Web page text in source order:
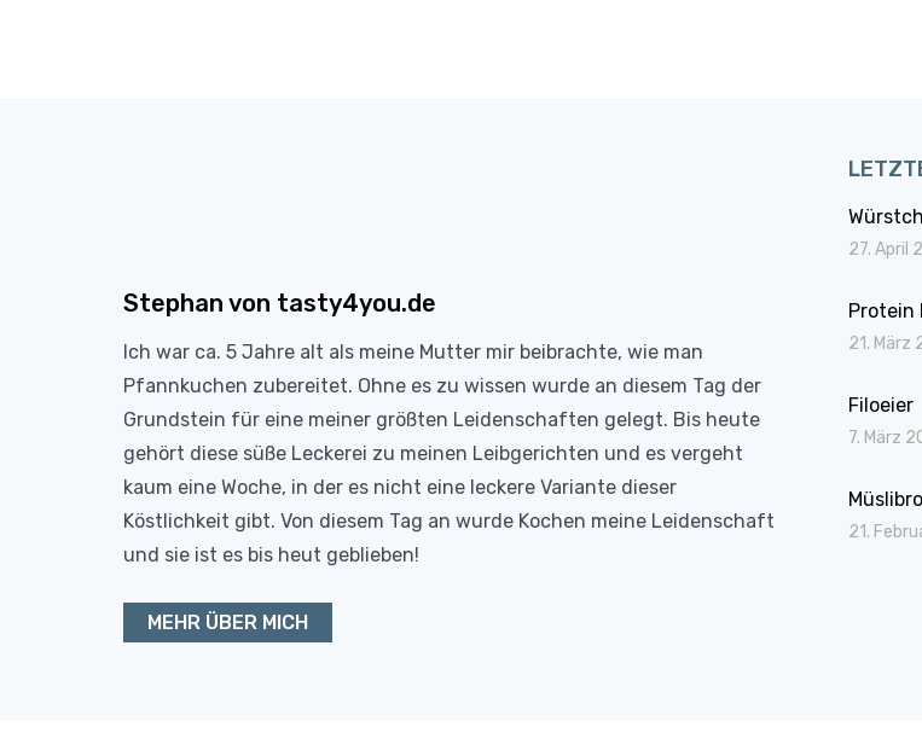
Stephan von tasty4you.de
Ich war ca. 5 Jahre alt als meine Mutter mir beibrachte, wie man
Pfannkuchen zubereitet. Ohne es zu wissen wurde an diesem Tag der
Grundstein für eine meiner größten Leidenschaften gelegt. Bis heute
gehört diese süße Leckerei zu meinen Leibgerichten und es vergeht
kaum eine Woche, in der es nicht eine leckere Variante dieser
Köstlichkeit gibt. Von diesem Tag an wurde Kochen meine Leidenschaft
und sie ist es bis heut geblieben!
MEHR ÜBER MICH
27. April
Protein
21. März
Filoeier
7. März
21.